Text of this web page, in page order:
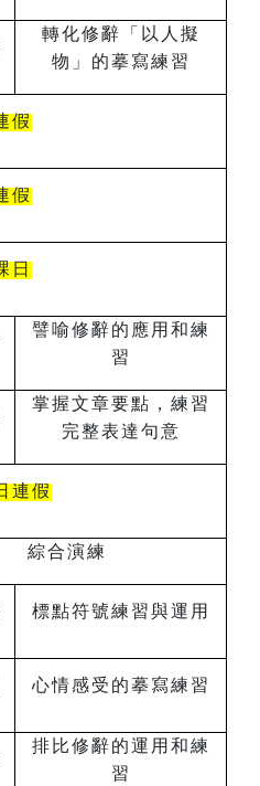
轉化修辭「以人擬
物」的摹寫練習
假
假
日
譬喻修辭的應用和練
習
掌握文章要點，練習
完整表達句意
連假
綜合演練
標點符號練習與運用
心情感受的摹寫練習
排比修辭的運用和練
習